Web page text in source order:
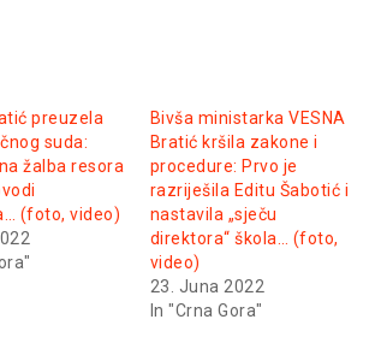
preuzela
suda:
žalba resora
(foto, video)
Bivša ministarka VESNA
Bratić kršila zakone i
procedure: Prvo je
razriješila Editu Šabotić i
nastavila „sječu
direktora“ škola… (foto,
video)
23. Juna 2022
In "Crna Gora"